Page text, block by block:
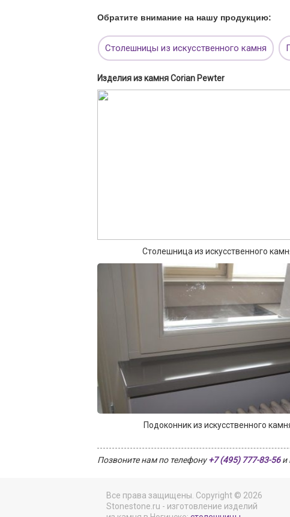
Обратите внимание на нашу продукцию:
Столешницы из искусственного камня
Изделия из камня Corian Pewter
Столешница из искусственного
Подоконник из искусственного
Позвоните нам по телефону+7 (495) 777-83-56и
Все права защищены. Copyright © 2026
Stonestone.ru - изготовление изделий